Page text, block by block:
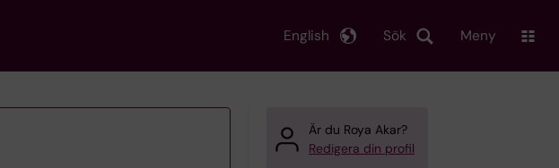
Sök
English Meny
Är du Roya Akar?
Redigera din profil